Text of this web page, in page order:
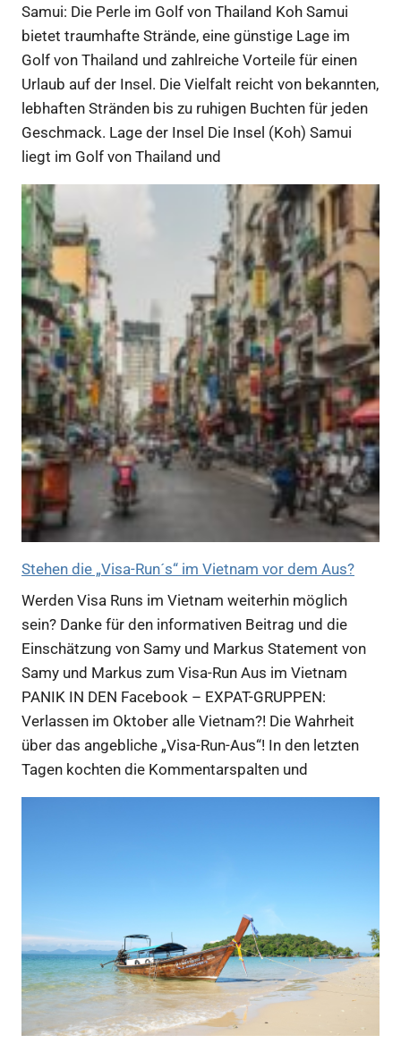
Samui: Die Perle im Golf von Thailand Koh Samui
bietet traumhafte Strände, eine günstige Lage im
Golf von Thailand und zahlreiche Vorteile für einen
Urlaub auf der Insel. Die Vielfalt reicht von bekannten,
lebhaften Stränden bis zu ruhigen Buchten für jeden
Geschmack. Lage der Insel Die Insel (Koh) Samui
liegt im Golf von Thailand und
Stehen die „Visa-Run´s“ im Vietnam vor dem Aus?
Werden Visa Runs im Vietnam weiterhin möglich
sein? Danke für den informativen Beitrag und die
Einschätzung von Samy und Markus Statement von
Samy und Markus zum Visa-Run Aus im Vietnam
PANIK IN DEN Facebook – EXPAT-GRUPPEN:
Verlassen im Oktober alle Vietnam?! Die Wahrheit
über das angebliche „Visa-Run-Aus“! In den letzten
Tagen kochten die Kommentarspalten und